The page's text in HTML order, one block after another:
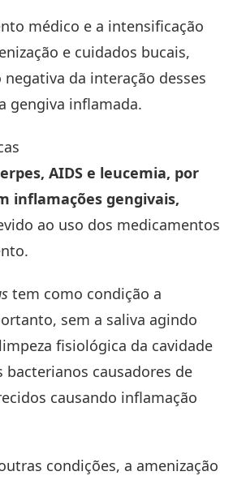
médico e a intensificação
e cuidados bucais,
da interação desses
gengiva inflamada.
AIDS e leucemia, por
inflamações gengivais,
ao uso dos medicamentos
tem como condição a
sem a saliva agindo
fisiológica da cavidade
bacterianos causadores de
causando inflamação
condições, a amenização